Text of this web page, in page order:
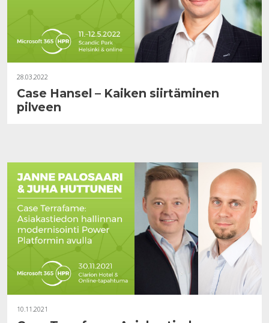
28.03.2022
Case Hansel – Kaiken siirtäminen
pilveen
10.11.2021